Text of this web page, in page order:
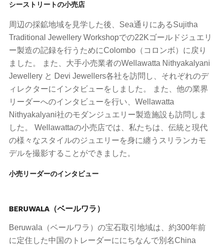
シーストリートの小売店
周辺の採鉱地域を見学した後、Sea通りにあるSujitha
Traditional Jewellery Workshopでの22Kゴールドジュエリ
ー製造の記録を行うためにColombo（コロンボ）に戻り
ました。 また、大手小売業者のWellawatta Nithyakalyani
Jewellery と Devi Jewellers各社を訪問し、それぞれのデ
ィレクターにインタビューをしました。 また、他の業界
リーダーへのインタビューを行い、Wellawatta
Nithyakalyani社のモダンジュエリー製造施設も訪問しま
した。 Wellawattaの小売店では、私たちは、伝統と現代
の様々なスタイルのジュエリーを身に纏うスリランカモ
デルを撮影することができました。
小売リーダーのインタビュー
BERUWALA（ベールワラ）
Beruwala（ベールワラ）の宝石取引地域は、約300年前
に定住した中国のトレーダーににちなんで別名China